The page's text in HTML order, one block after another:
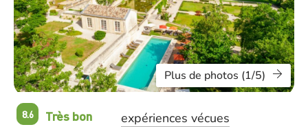
Plus de photos (1/5)
8.6 Très bon
expériences vécues